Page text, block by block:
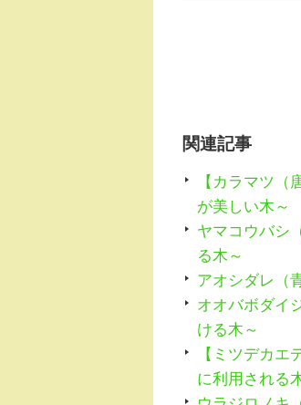
k
関連記事
【カラマツ
が美しい木～
ヤマコウバシ
る木～
アオシダレ（
オオバボダイ
ける木～
【ミツデカ
に利用される